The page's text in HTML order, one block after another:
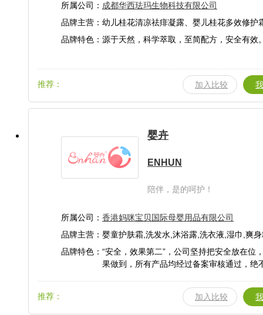
所属公司： 成都华西珐玛生物科技有限公司
品牌主营：幼儿桂花清凉祛痱凝露、婴儿桂花多效修护
修护凝胶、小桂花水润平衡面膜
品牌特色：源于天然，科学萃取，至简配方，安全有效
推荐： 加入比较
婴卉
ENHUN
陪伴，是的呵护！
所属公司： 香港妈咪宝贝国际母婴用品有限公司
品牌主营：婴童护肤霜,洗发水,沐浴露,洗衣液,湿巾,爽
洗液
品牌特色：“安全，效果第二”，公司坚持把安全放在位
果做到，所有产品均经过备案审核通过，绝
推荐： 加入比较